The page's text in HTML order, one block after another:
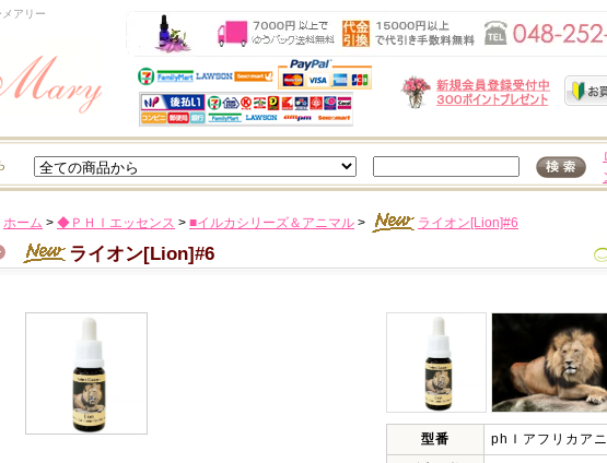
アリー
ホーム > ◆ＰＨＩエッセンス > ■イルカシリーズ＆アニマル > ライオン[Lion]#6
ライオン[Lion]#6
型番
phＩアフリカア